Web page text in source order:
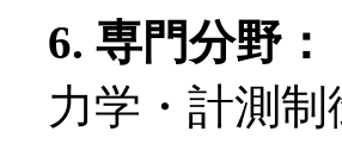
6. 専門分野：
力学・計測制